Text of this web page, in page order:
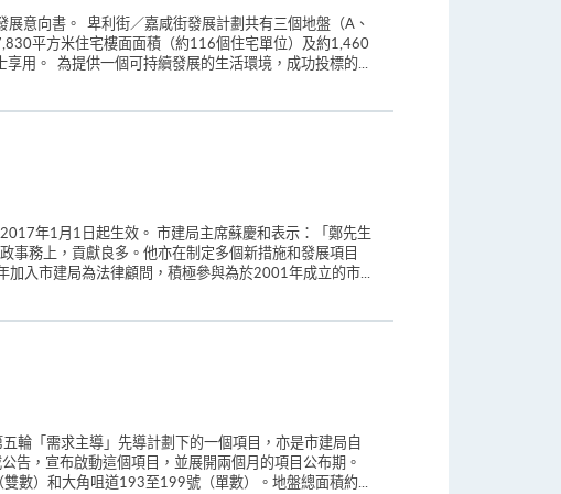
意向書。 卑利街／嘉咸街發展計劃共有三個地盤（A、
平方米住宅樓面面積（約116個住宅單位）及約1,460
用。 為提供一個可持續發展的生活環境，成功投標的...
年1月1日起生效。 市建局主席蘇慶和表示：「鄭先生
事務上，貢獻良多。他亦在制定多個新措施和發展項目
入市建局為法律顧問，積極參與為於2001年成立的市...
輪「需求主導」先導計劃下的一個項目，亦是市建局自
告，宣布啟動這個項目，並展開兩個月的項目公布期。
數）和大角咀道193至199號（單數）。地盤總面積約...